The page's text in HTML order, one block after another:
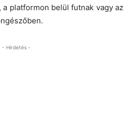
platformon belül futnak vagy az
- Hirdetés -